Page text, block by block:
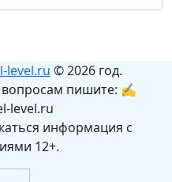
level.ru © 2026 год.
пишите: ✍
level.ru
информация с
12+.